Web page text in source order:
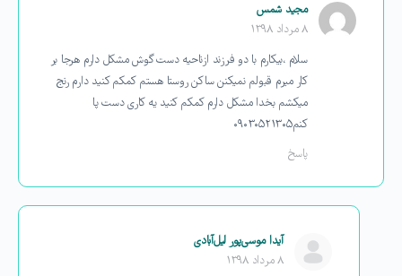
مجید شمس
۸ مرداد ۱۳۹۸
سلام ،بیکارم با دو فرزند ازناحیه دست گوش مشکل دارم هرجا بر
کار میرم قبولم نمیکنن ساکن روستا هستم کمکم کنید دارم رنج
میکشم بخدا مشکل دارم کمکم کنید یه کاری دست پا
کنم۰۹۰۳۰۵۲۱۳۰۵
پاسخ
آیدا موسی‌پور لیل‌آبادی
۸ مرداد ۱۳۹۸